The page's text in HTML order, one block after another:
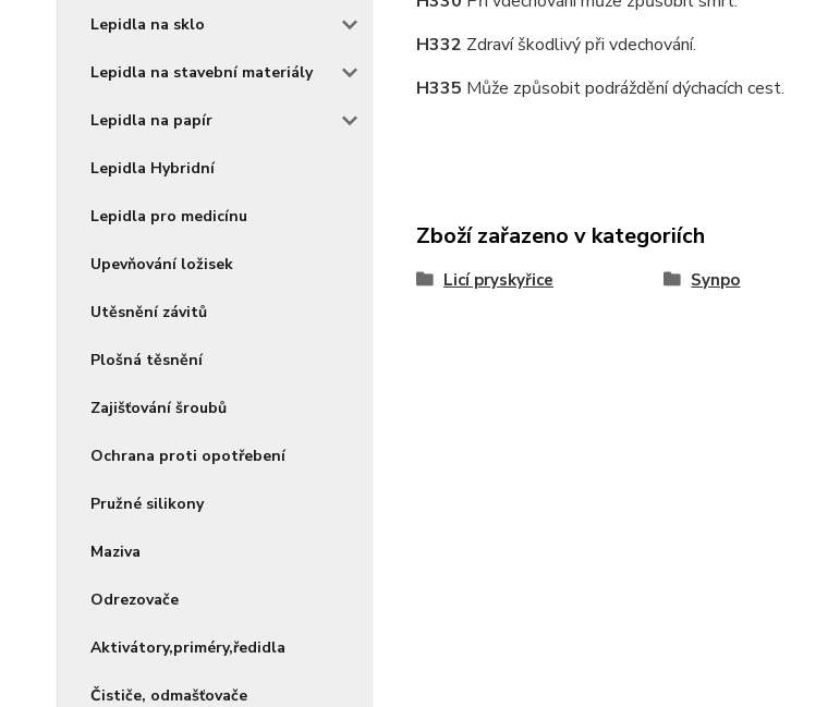
Lepidla na sklo
Lepidla na stavební materiály
Lepidla na papír
Lepidla Hybridní
Lepidla pro medicínu
Upevňování ložisek
Utěsnění závitů
Plošná těsnění
Zajišťování šroubů
Ochrana proti opotřebení
Pružné silikony
Maziva
Odrezovače
Aktivátory,priméry,ředidla
Čističe, odmašťovače
H332 Zdraví škodlivý při vdechování.
H335 Může způsobit podráždění dýchacích cest.
Zboží zařazeno v kategoriích
Licí pryskyřice Synpo